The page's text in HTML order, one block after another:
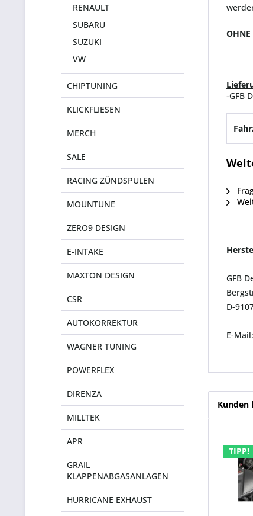
RENAULT
SUBARU
SUZUKI
VW
CHIPTUNING
KLICKFLIESEN
MERCH
SALE
RACING ZÜNDSPULEN
MOUNTUNE
ZERO9 DESIGN
E-INTAKE
MAXTON DESIGN
CSR
AUTOKORREKTUR
WAGNER TUNING
POWERFLEX
DIRENZA
MILLTEK
APR
GRAIL
KLAPPENABGASANLAGEN
HURRICANE EXHAUST
OHNE
-GFB
GFB
D-
E-
Kunden
TIPP!